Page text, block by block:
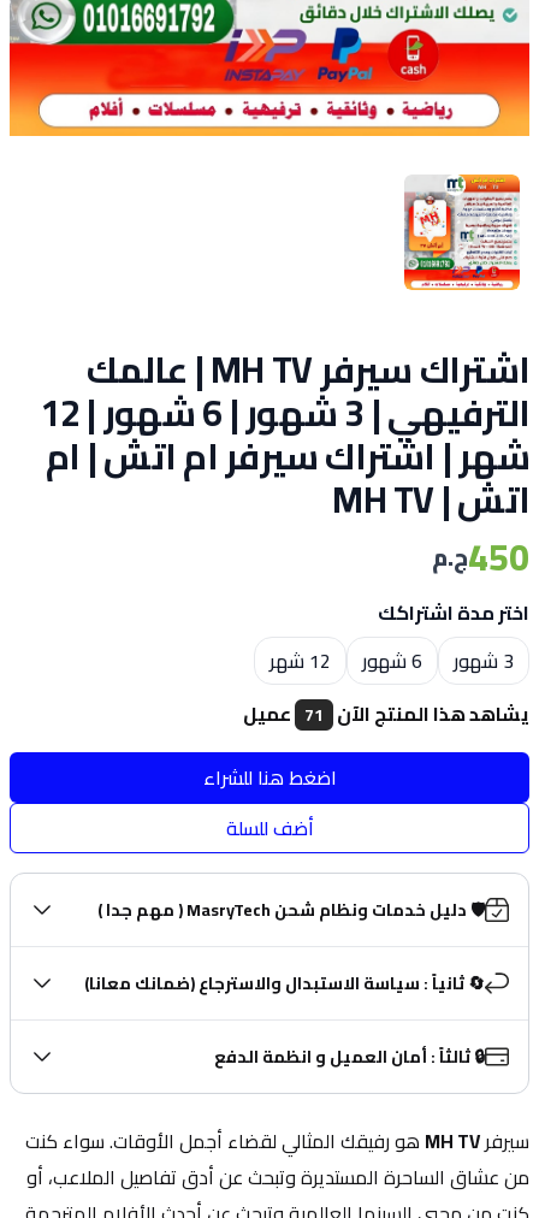
اشتراك سيرفر MH TV | عالمك
الترفيهي | 3 شهور | 6 شهور | 12
شهر | اشتراك سيرفر ام اتش | ام
اتش | MH TV
450ج.م
اختر مدة اشتراكك
Choose a size
3 شهور 6 شهور
12 شهر
يشاهد هذا المنتج الآن 71 عميل
اضغط هنا للشراء
أضف للسلة
🛡️ دليل خدمات ونظام شحن MasryTech ( مهم جدا )
🔄 ثانياً : سياسة الاستبدال والاسترجاع (ضمانك معانا)
🔒 ثالثاً : أمان العميل و انظمة الدفع
سيرفر MH TV